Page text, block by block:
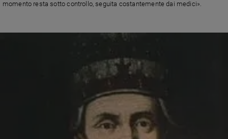
momento resta sotto controllo, seguita costantemente dai medici».